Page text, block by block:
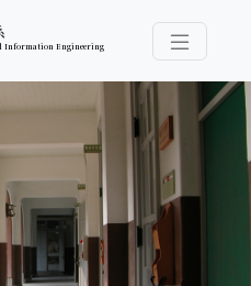
Information Engineering
導覽選